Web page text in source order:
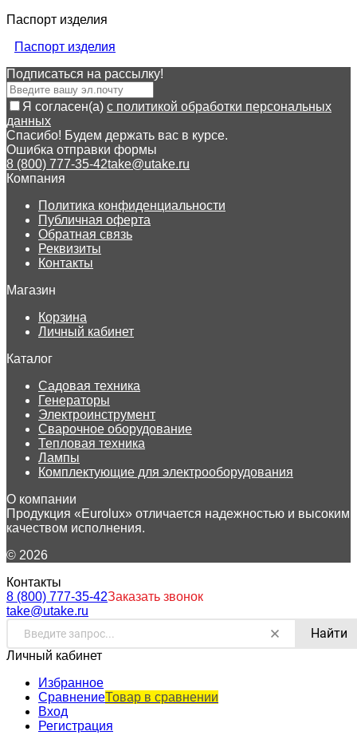
Паспорт изделия
Паспорт изделия
Подписаться на рассылкy!
Я согласен(a) с политикой обработки персональных
данных
Спасибо! Будем держать вас в курсе.
Ошибка отправки формы
8 (800) 777-35-42take@utake.ru
Компания
Политика конфиденциальности
Публичная оферта
Обратная связь
Реквизиты
Контакты
Магазин
Корзина
Личный кабинет
Каталог
Садовая техника
Генераторы
Электроинструмент
Сварочное оборудование
Тепловая техника
Лампы
Комплектующие для электрооборудования
О компании
Продукция «Eurolux» отличается надежностью и высоким
качеством исполнения.
© 2026
Контакты
8 (800) 777-35-42Заказать звонок
take@utake.ru
Найти
Личный кабинет
Избранное
СравнениеТовар в сравнении
Вход
Регистрация